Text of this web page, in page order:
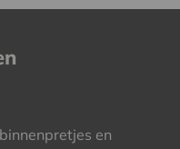
en